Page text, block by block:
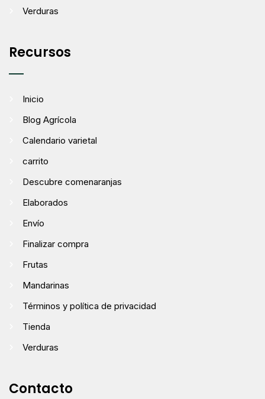
Verduras
Recursos
Inicio
Blog Agrícola
Calendario varietal
carrito
Descubre comenaranjas
Elaborados
Envío
Finalizar compra
Frutas
Mandarinas
Términos y política de privacidad
Tienda
Verduras
Contacto